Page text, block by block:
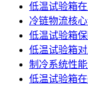
低温试验箱
冷链物流核
低温试验箱
低温试验箱
制冷系统性
低温试验箱